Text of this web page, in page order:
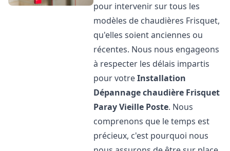
pour intervenir sur tous les
modèles de chaudières Frisquet,
qu'elles soient anciennes ou
récentes. Nous nous engageons
à respecter les délais impartis
pour votreInstallation
Dépannage chaudière Frisquet
Paray Vieille Poste. Nous
comprenons que le temps est
précieux, c'est pourquoi nous